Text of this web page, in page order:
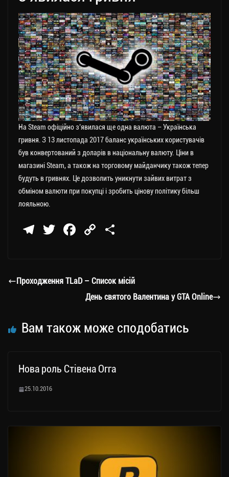
На Steam офіційно з’явилася ще одна валюта – Українська
гривня. З 13 листопада 2017 баланс українських користувачів
був конвертований з доларів в національну валюту. Ціни в
магазині Steam, а також на торговому майданчику також тепер
будуть в гривнях. Це дозволить уникнути зайвих витрат з
обміном валюти при покупці і зробить цінову політику більш
лояльною.
Te
a
T
er
Fa
ok
C
Li
nk
ли
ти
Проходження TLaD – Список місій
День святого Валентина у GTA Online
Вам також може сподобатись
Нова роль Стівена Огга
25.10.2016